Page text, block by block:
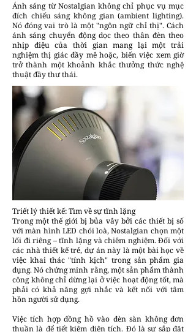
Ánh sáng từ Nostalgian không chỉ phục vụ mục
đích chiếu sáng không gian (ambient lighting).
Nó đóng vai trò là một "ngôn ngữ chỉ thị". Cách
ánh sáng chuyển động dọc theo thân đèn theo
nhịp điệu của thời gian mang lại một trải
nghiệm thị giác đầy mê hoặc, biến việc xem giờ
trở thành một khoảnh khắc thưởng thức nghệ
thuật đầy thư thái.
Triết lý thiết kế: Tìm về sự tĩnh lặng
Trong một thế giới bị bủa vây bởi các thiết bị số
với màn hình LED chói loà, Nostalgian chọn một
lối đi riêng – tĩnh lặng và chiêm nghiệm. Đối với
các nhà thiết kế trẻ, dự án này là một bài học về
việc khai thác "tính kịch" trong sản phẩm gia
dụng. Nó chứng minh rằng, một sản phẩm thành
công không chỉ dừng lại ở việc hoạt động tốt, mà
phải có khả năng gợi nhắc và kết nối với tâm
hồn người sử dụng.
Việc tích hợp đồng hồ vào đèn sàn không đơn
thuần là để tiết kiệm diện tích. Đó là sự sắp đặt